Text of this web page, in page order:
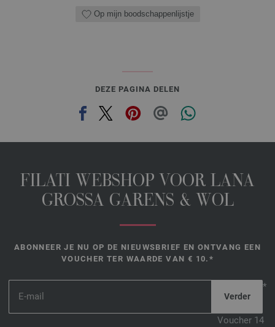
Op mijn boodschappenlijstje
DEZE PAGINA DELEN
FILATI WEBSHOP VOOR LANA
GROSSA GARENS & WOL
ABONNEER JE NU OP DE NIEUWSBRIEF EN ONTVANG EEN
VOUCHER TER WAARDE VAN € 10.*
*
Voucher 14